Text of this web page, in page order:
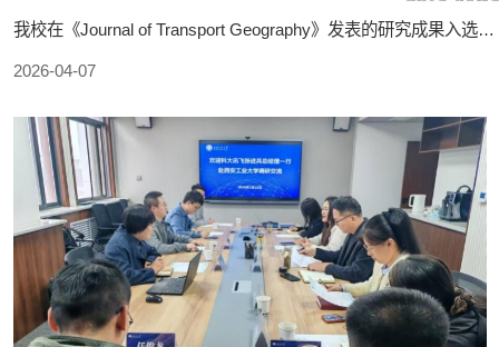
我校在《Journal of Transport Geography》发表的研究成果入选ESI高被引论文
2026-04-07